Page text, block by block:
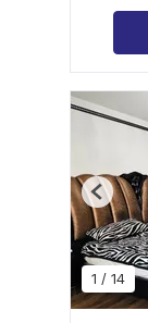
1 / 14